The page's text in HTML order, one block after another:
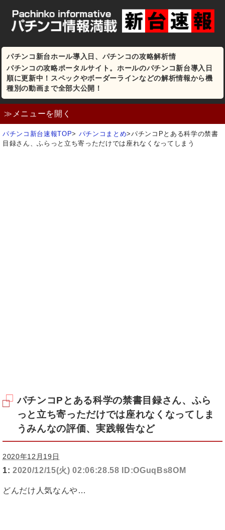
パチンコ新台ホール導入日、パチンコの攻略解析情
パチンコの攻略ポータルサイト。ホールのパチンコ新台導入日
順に更新中！スペックやボーダーラインなどの解析情報から機
種別の動画まで全部大公開！
≫メニューを開く
パチンコ新台速報TOP> パチンコまとめ>パチンコPとある科学の禁書
目録さん、ふらっと立ち寄っただけでは座れなくなってしまう
パチンコPとある科学の禁書目録さん、ふら
っと立ち寄っただけでは座れなくなってしま
うみんなの評価、実践報告など
2020年12月19日
1: 2020/12/15(火) 02:06:28.58 ID:OGuqBs8OM
どんだけ人気なんや…